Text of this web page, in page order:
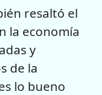
resaltó el
la economía
y
de la
lo bueno